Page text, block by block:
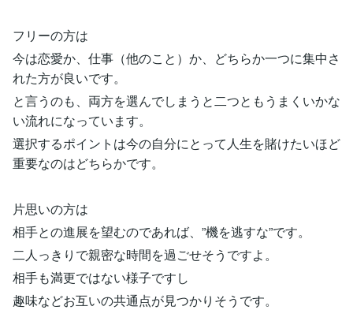
フリーの方は
今は恋愛か、仕事（他のこと）か、どちらか一つに集中さ
れた方が良いです。
と言うのも、両方を選んでしまうと二つともうまくいかな
い流れになっています。
選択するポイントは今の自分にとって人生を賭けたいほど
重要なのはどちらかです。
片思いの方は
相手との進展を望むのであれば、”機を逃すな”です。
二人っきりで親密な時間を過ごせそうですよ。
相手も満更ではない様子ですし
趣味などお互いの共通点が見つかりそうです。